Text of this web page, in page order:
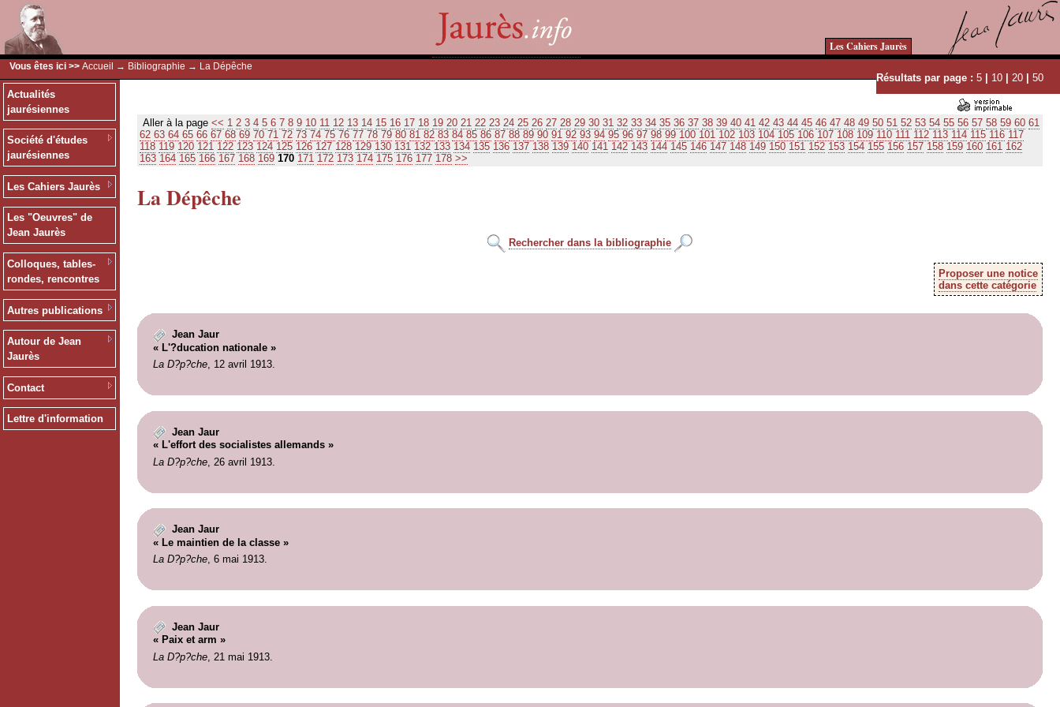
Les Cahiers Jaurès
Vous êtes ici >> Accueil → Bibliographie → La Dépêche
Résultats par page : 5 | 10 | 20 | 50
Actualités
jaurésiennes
Société d'études
jaurésiennes
Les Cahiers Jaurès
Les "Oeuvres" de
Jean Jaurès
Colloques, tables-
rondes, rencontres
Autres publications
Autour de Jean
Jaurès
Contact
Lettre d'information
Aller à la page << 1 2 3 4 5 6 7 8 9 10 11 12 13 14 15 16 17 18 19 20 21 22 23 24 25 26 27 28 29 30 31 32 33 34 35 36 37 38 39 40 41 42 43 44 45 46 47 48 49 50 51 52 53 54 55 56 57 58 59 60 61
62 63 64 65 66 67 68 69 70 71 72 73 74 75 76 77 78 79 80 81 82 83 84 85 86 87 88 89 90 91 92 93 94 95 96 97 98 99 100 101 102 103 104 105 106 107 108 109 110 111 112 113 114 115 116 117
118 119 120 121 122 123 124 125 126 127 128 129 130 131 132 133 134 135 136 137 138 139 140 141 142 143 144 145 146 147 148 149 150 151 152 153 154 155 156 157 158 159 160 161 162
163 164 165 166 167 168 169 170 171 172 173 174 175 176 177 178 >>
La Dépêche
Rechercher dans la bibliographie
Proposer une notice
dans cette catégorie
Jean Jaur
« L'?ducation nationale »
La D?p?che, 12 avril 1913.
Jean Jaur
« L'effort des socialistes allemands »
La D?p?che, 26 avril 1913.
Jean Jaur
« Le maintien de la classe »
La D?p?che, 6 mai 1913.
Jean Jaur
« Paix et arm »
La D?p?che, 21 mai 1913.